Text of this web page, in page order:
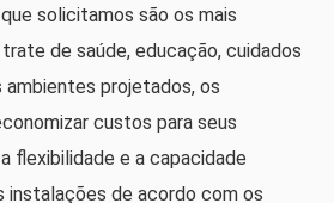
solicitamos são os mais
de saúde, educação, cuidados
ambientes projetados, os
custos para seus
flexibilidade e a capacidade
instalações de acordo com os